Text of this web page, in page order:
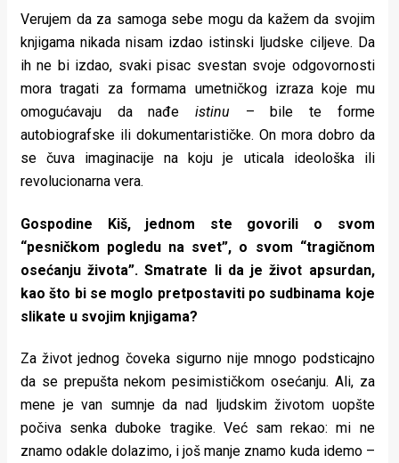
Verujem da za samoga sebe mogu da kažem da svojim
knjigama nikada nisam izdao istinski ljudske ciljeve. Da
ih ne bi izdao, svaki pisac svestan svoje odgovornosti
mora tragati za formama umetničkog izraza koje mu
omogućavaju da nađeistinu – bile te forme
autobiografske ili dokumentarističke. On mora dobro da
se čuva imaginacije na koju je uticala ideološka ili
revolucionarna vera.
Gospodine Kiš, jednom ste govorili o svom
“pesničkom pogledu na svet”, o svom “tragičnom
osećanju života”. Smatrate li da je život apsurdan,
kao što bi se moglo pretpostaviti po sudbinama koje
slikate u svojim knjigama?
Za život jednog čoveka sigurno nije mnogo podsticajno
da se prepušta nekom pesimističkom osećanju. Ali, za
mene je van sumnje da nad ljudskim životom uopšte
počiva senka duboke tragike. Već sam rekao: mi ne
znamo odakle dolazimo, i još manje znamo kuda idemo –